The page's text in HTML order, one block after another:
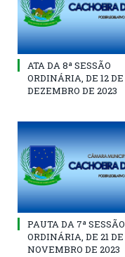
ATA DA 8ª SESSÃO
ORDINÁRIA, DE 12 DE
DEZEMBRO DE 2023
PAUTA DA 7ª SESSÃO
ORDINÁRIA, DE 21 DE
NOVEMBRO DE 2023